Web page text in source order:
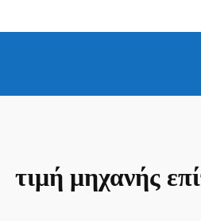
τιμή μηχανής